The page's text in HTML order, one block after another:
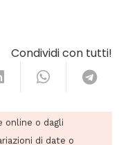
Condividi con tutti!
online o dagli
di date o